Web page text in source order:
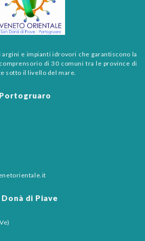
e impianti idrovori che garantiscono la
di 30 comuni tra le province di
sotto il livello del mare.
di Piave